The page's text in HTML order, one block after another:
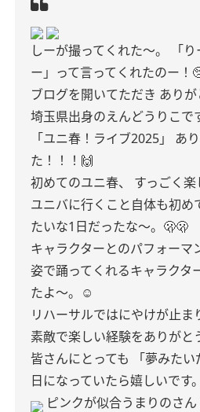
しーが撮ってくれた〜。
「
ー」って言ってくれたのー！
ブログを開いてただき ありが
埼玉県出身のえんどうりこで
「ユニ春！ライブ2025」
あ
た！！！🙌
初めてのユニ春、
すっごく楽
ユニバに行くこと自体も初め
たいな1日だったな〜。🫢🫢
キャラクターとのパフォーマ
姿で踊ってくれるキャラクタ
たよ〜。☺︎
リハーサルではにやけが止ま
素敵で楽しい経験をありがと
皆さんにとっても
「夢みた
日になっていたら嬉しいです
ピンクが似合うまりのさん